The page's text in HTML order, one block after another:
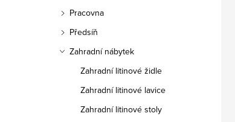
Pracovna
Předsíň
Zahradní nábytek
Zahradní litinové židle
Zahradní litinové lavice
Zahradní litinové stoly